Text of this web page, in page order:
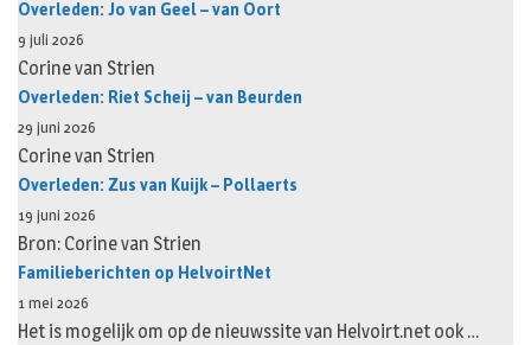
Overleden: Jo van Geel – van Oort
9 juli 2026
Corine van Strien
Overleden: Riet Scheij – van Beurden
29 juni 2026
Corine van Strien
Overleden: Zus van Kuijk – Pollaerts
19 juni 2026
Bron: Corine van Strien
Familieberichten op HelvoirtNet
1 mei 2026
Het is mogelijk om op de nieuwssite van Helvoirt.net ook …